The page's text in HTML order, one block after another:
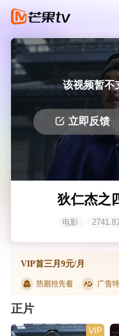
该视频暂不
立即反馈
狄仁杰之
电影 2741.8
VIP首三月9元/月
正片
VIP